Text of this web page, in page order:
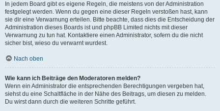
In jedem Board gibt es eigene Regeln, die meistens von der Administration
festgelegt werden. Wenn du gegen eine dieser Regeln verstoßen hast, kann
sie dir eine Verwarnung erteilen. Bitte beachte, dass dies die Entscheidung der
Administration dieses Boards ist und phpBB Limited nichts mit dieser
Verwarnung zu tun hat. Kontaktiere einen Administrator, sofern du die nicht
sicher bist, wieso du verwarnt wurdest.
Nach oben
Wie kann ich Beiträge den Moderatoren melden?
Wenn ein Administrator die entsprechenden Berechtigungen vergeben hat,
siehst du eine Schaltfläche in der Nähe des Beitrags, um diesen zu melden.
Du wirst dann durch die weiteren Schritte geführt.